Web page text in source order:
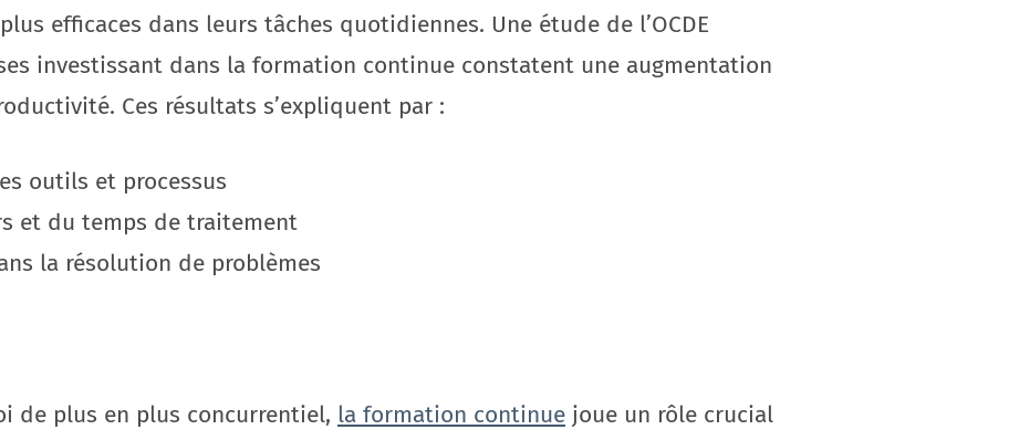
efficaces dans leurs tâches quotidiennes. Une étude de l’OCDE
investissant dans la formation continue constatent une augmentation
Ces résultats s’expliquent par :
outils et processus
et du temps de traitement
la résolution de problèmes
de plus en plus concurrentiel, la formation continue joue un rôle crucial